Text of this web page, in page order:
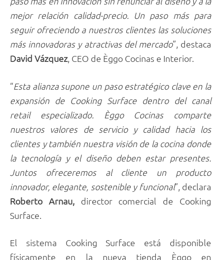
mejor relación calidad-precio. Un paso más para
seguir ofreciendo a nuestros clientes las soluciones
más innovadoras y atractivas del mercado”, destaca
David Vázquez, CEO de Èggo Cocinas e Interior.
“Esta alianza supone un paso estratégico clave en la
expansión de Cooking Surface dentro del canal
retail especializado. Èggo Cocinas comparte
nuestros valores de servicio y calidad hacia los
clientes y también nuestra visión de la cocina donde
la tecnología y el diseño deben estar presentes.
Juntos ofreceremos al cliente un producto
innovador, elegante, sostenible y funcional”, declara
Roberto Arnau,director comercial de Cooking
Surface.
El sistema Cooking Surface está disponible
físicamente en la nueva tienda Èggo en